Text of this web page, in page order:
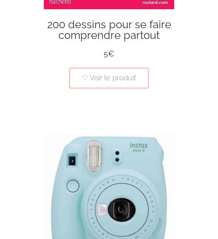
200 dessins pour se faire
comprendre partout
5€
♡ Voir le produit